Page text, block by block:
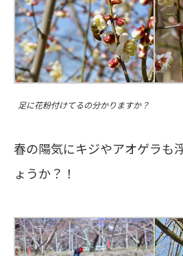
足に花粉付けてるの分かりますか？
春の陽気にキジやアオゲラも
ょうか？！